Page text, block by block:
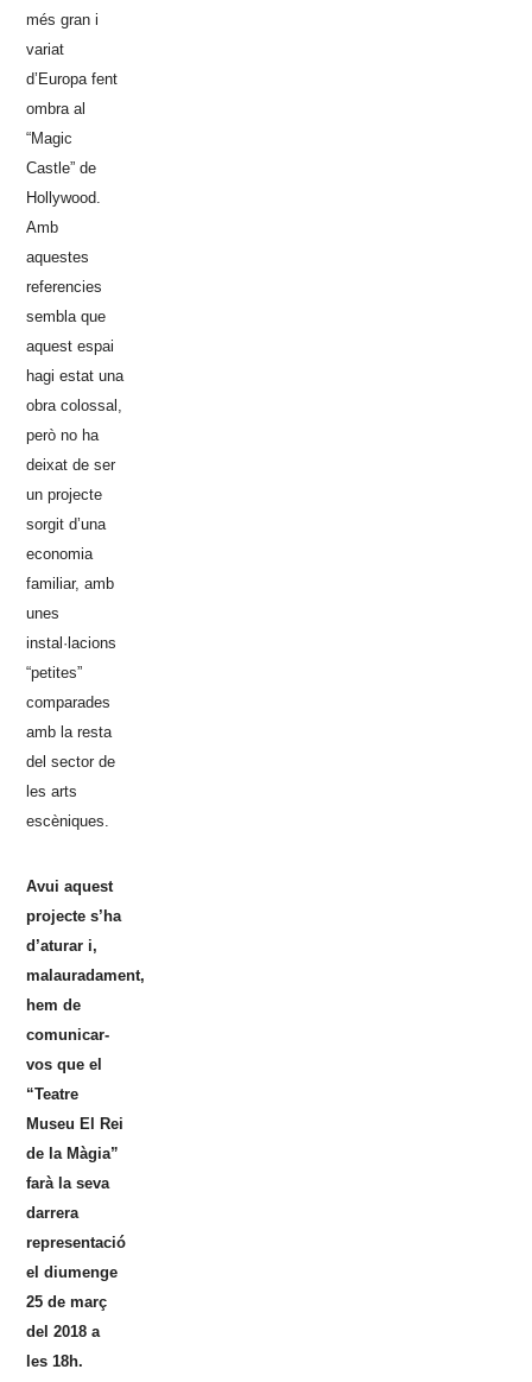
més gran i
variat
d’Europa fent
ombra al
“Magic
Castle” de
Hollywood.
Amb
aquestes
referencies
sembla que
aquest espai
hagi estat una
obra colossal,
però no ha
deixat de ser
un projecte
sorgit d’una
economia
familiar, amb
unes
instal·lacions
“petites”
comparades
amb la resta
del sector de
les arts
escèniques.
Avui aquest
projecte s’ha
d’aturar i,
malauradament,
hem de
comunicar-
vos que el
“Teatre
Museu El Rei
de la Màgia”
farà la seva
darrera
representació
el diumenge
25 de març
del 2018 a
les 18h.